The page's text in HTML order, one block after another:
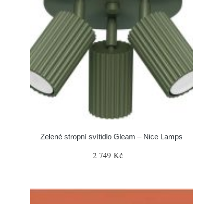
Zelené stropní svítidlo Gleam – Nice Lamps
2 749 Kč